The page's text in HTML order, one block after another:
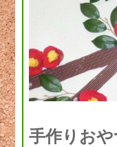
手作りお